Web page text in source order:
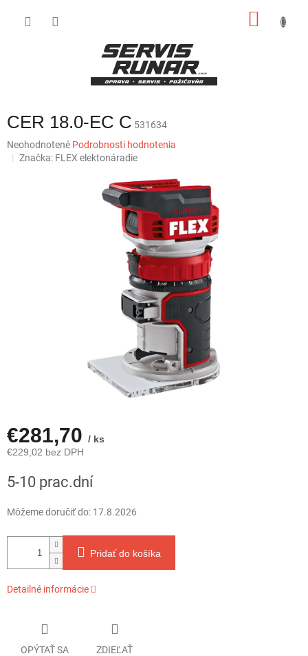
CER 18.0-EC C 531634
Priemerné
hodnotenie
Neohodnotené Podrobnosti hodnotenia
Značka: FLEX elektonáradie
€281,70 / ks
€229,02 bez DPH
cena:
5-10 prac.dní
Môžeme doručiť do: 17.8.2026
Pridať do košíka
Detailné informácie
OPÝTAŤ SA ZDIEĽAŤ